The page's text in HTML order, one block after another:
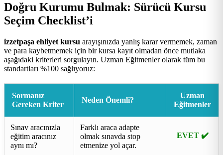
Doğru Kurumu Bulmak: Sürücü Kursu
Seçim Checklist’i
izzetpaşa ehliyet kursu arayışınızda yanlış karar vermemek, zaman
ve para kaybetmemek için bir kursa kayıt olmadan önce mutlaka
aşağıdaki kriterleri sorgulayın. Uzman Eğitmenler olarak tüm bu
standartları %100 sağlıyoruz:
Sormanız
Gereken Kriter
Neden Önemli?
Uzman
Eğitmenler
Sınav aracınızla
eğitim aracınız
aynı mı?
Farklı araca adapte
olmak sınavda stop
etmenize yol açar.
EVET ✔️